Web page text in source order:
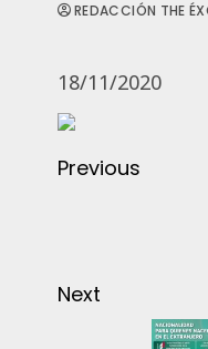
REDACCIÓN THE
18/11/2020
Previous
Next